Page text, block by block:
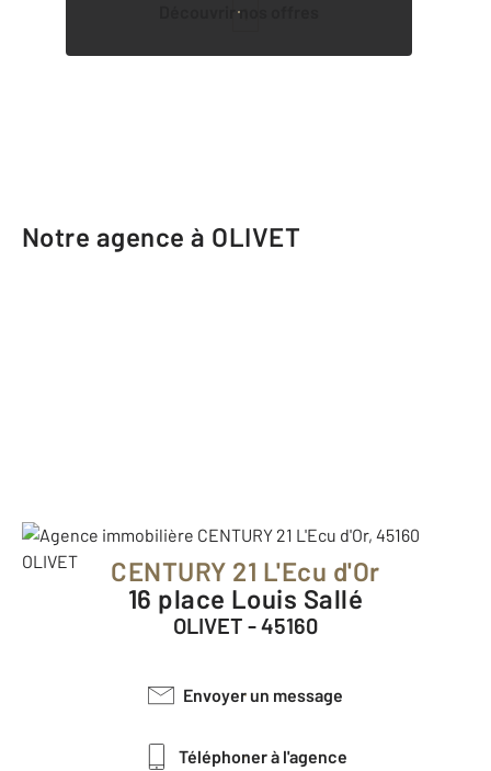
Découvrir nos offres
Notre agence à OLIVET
CENTURY 21 L'Ecu d'Or
16 place Louis Sallé
OLIVET - 45160
Envoyer un message
Téléphoner à l'agence